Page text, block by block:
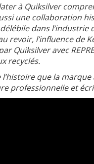
à Quiksilver
une collaboration
dans l’industrie
revoir, l’influence de
Quiksilver avec
recyclés.
que la
professionnelle et